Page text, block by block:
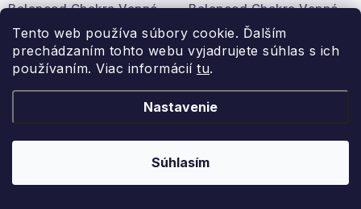
Tento web používa súbory cookie. Ďalším
prechádzaním tohto webu vyjadrujete súhlas s ich
používaním. Viac informácií tu.
Nastavenie
Súhlasím
Balanced Chakra Vonné
tyčinky 20 ks, Čakra
tretieho oka
vonné tyčinky, 20 ks
2,46 €
Balanced Chakra Vonné
tyčinky 20 ks, Sakrálna
čakra
vonné tyčinky, 20 ks